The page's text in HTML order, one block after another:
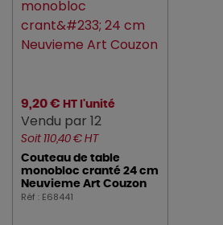
9,20 € HT l'unité
Vendu par 12
Soit 110,40 € HT
Couteau de table
monobloc cranté 24 cm
Neuvieme Art Couzon
Réf : E68441